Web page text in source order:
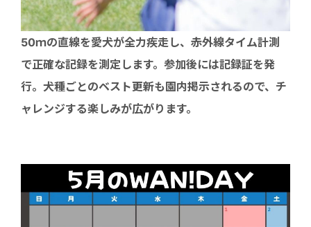
50ｍの直線を愛犬が全力疾走し、赤外線タイム計測
で正確な記録を測定します。参加後には記録証を発
行。犬種ごとのベスト更新も園内掲示されるので、チ
ャレンジする楽しみが広がります。